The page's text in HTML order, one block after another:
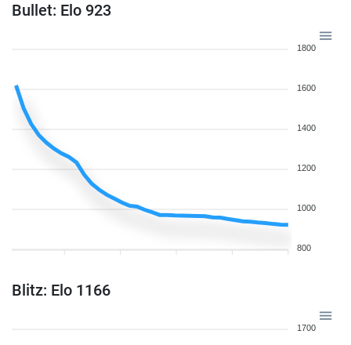
Bullet: Elo 923
1800
1600
1400
1200
1000
800
Blitz: Elo 1166
1700